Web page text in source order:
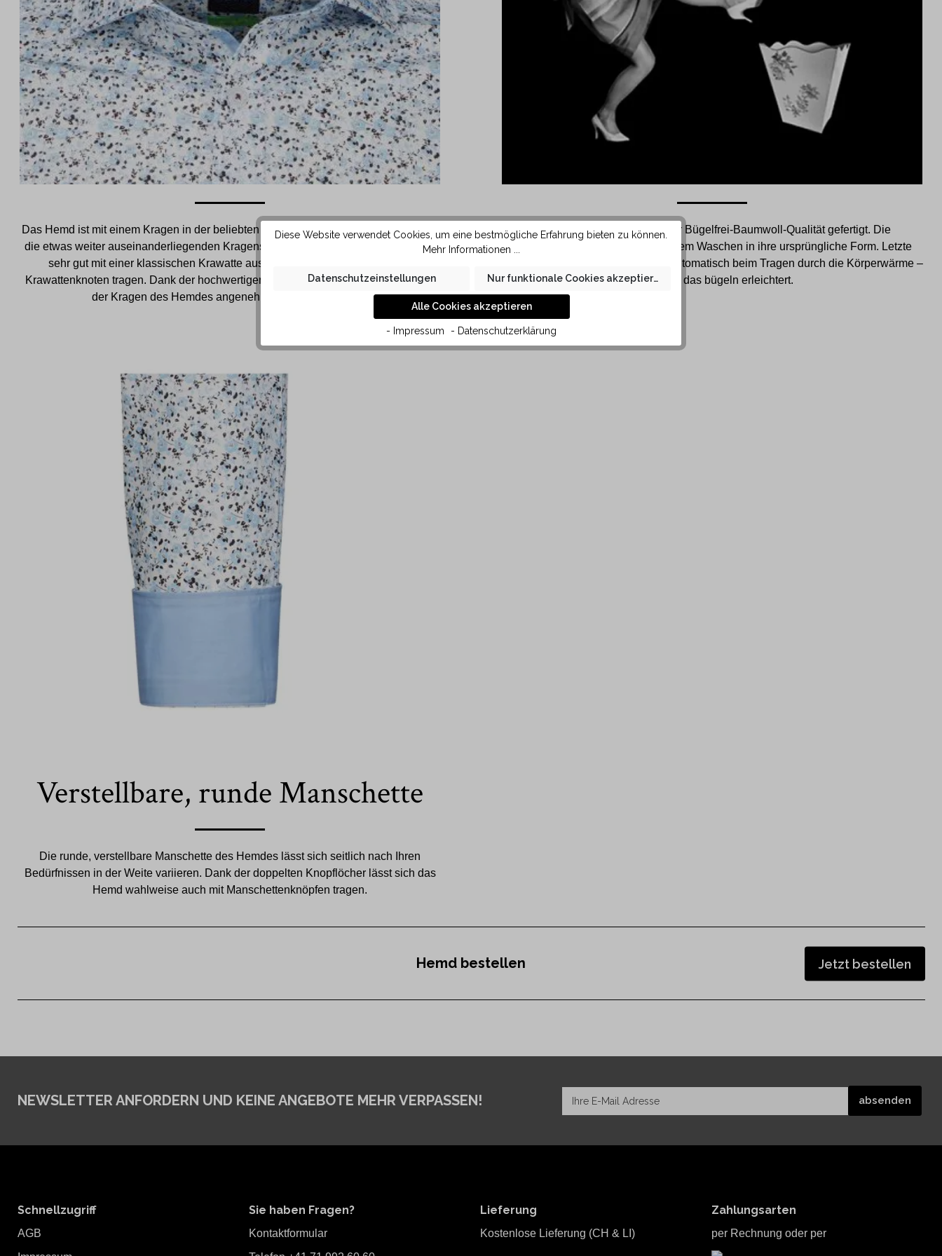
Das Hemd ist mit einem Kragen in der beliebten New Kent Form ausgestattet. Durch
die etwas weiter auseinanderliegenden Kragenspitzen lässt sich diese Kragenform
sehr gut mit einer klassischen Krawatte aus festerem Stoff und grösserem
Krawattenknoten tragen. Dank der hochwertigen Baumwolle in KAUF Qualität liegt
der Kragen des Hemdes angenehm weich auf der Haut.
Verstellbare, runde Manschette
Die runde, verstellbare Manschette des Hemdes lässt sich seitlich nach Ihren
Bedürfnissen in der Weite variieren. Dank der doppelten Knopflöcher lässt sich das
Hemd wahlweise auch mit Manschettenknöpfen tragen.
Das Hemd wird aus spezieller Bügelfrei-Baumwoll-Qualität gefertigt. Die
Baumwollfaser glättet sich nach dem Waschen in ihre ursprüngliche Form. Letzte
kleine Falten im Hemd legen sich automatisch beim Tragen durch die Körperwärme –
somit wird das bügeln erleichtert.
Hemd bestellen Jetzt bestellen
NEWSLETTER ANFORDERN UND KEINE ANGEBOTE MEHR VERPASSEN!
Schnellzugriff
AGB
Sie haben Fragen?
Kontaktformular
Lieferung
Kostenlose Lieferung (CH & LI)
Zahlungsarten
per Rechnung oder per
Diese Website verwendet Cookies, um eine bestmögliche Erfahrung bieten zu können.
Mehr Informationen ...
Datenschutzeinstellungen Nur funktionale Cookies akzeptieren
Alle Cookies akzeptieren
- Impressum - Datenschutzerklärung